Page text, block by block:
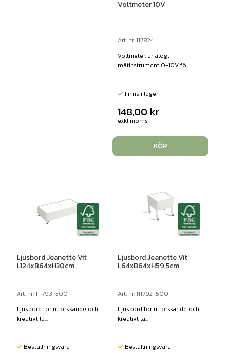
Voltmeter 10V
Art. nr: 117824
Voltmeter, analogt
mätinstrument 0-10V fö...
Finns i lager
148,00 kr
exkl moms
KÖP
Ljusbord Jeanette Vit
L124xB64xH30cm
Art. nr: 111793-500
Ljusbord för utforskande och
kreativt lä...
Beställningsvara
Ljusbord Jeanette Vit
L64xB64xH59,5cm
Art. nr: 111792-500
Ljusbord för utforskande och
kreativt lä...
Beställningsvara